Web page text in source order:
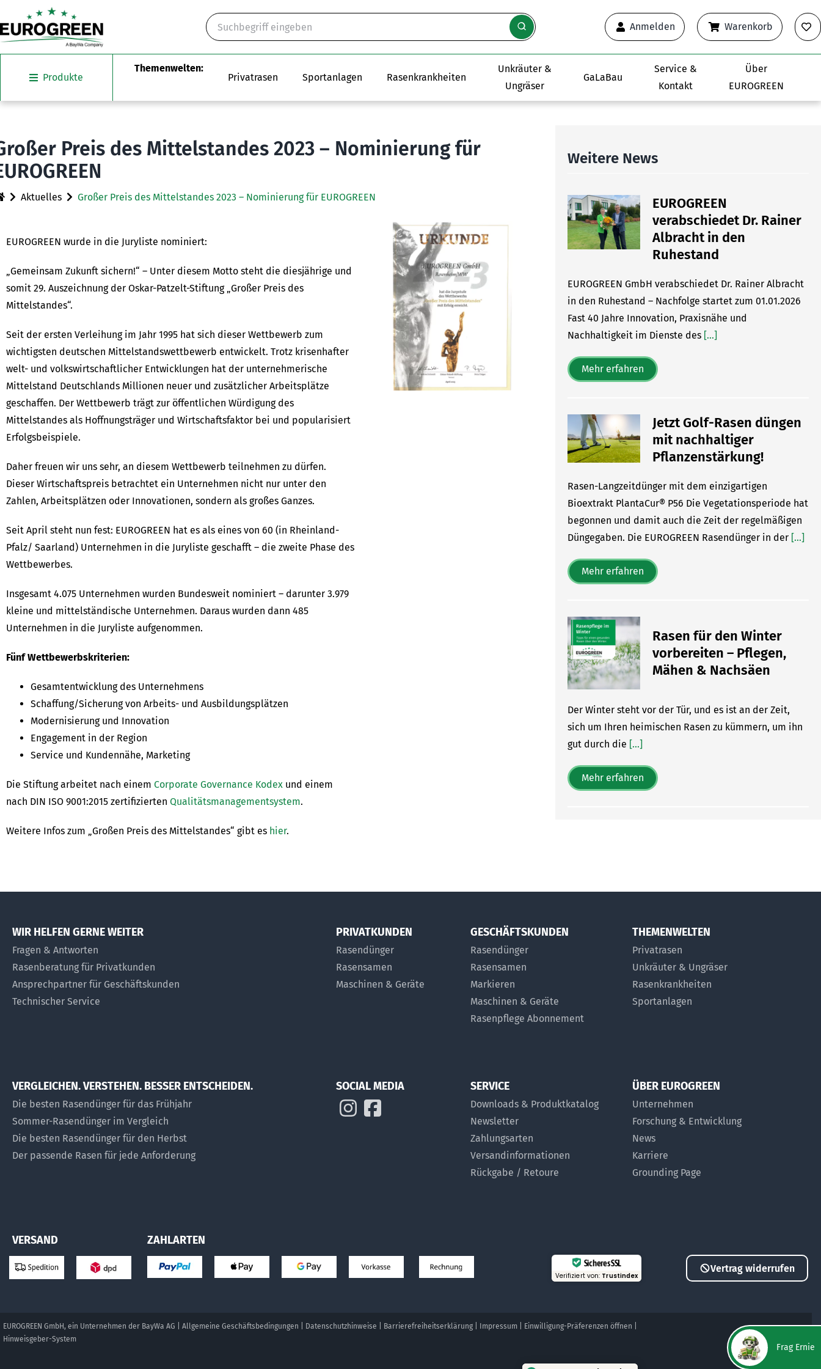
to
content
Suche
Anmelden Warenkorb
Produkte Privatrasen Sportanlagen Rasenkrankheiten
Unkräuter &
Ungräser
GaLaBau
Service &
Kontakt
Über
EUROGREEN
Preis des Mittelstandes 2023 – Nominierung für
Aktuelles Großer Preis des Mittelstandes 2023 – Nominierung für EUROGREEN
EUROGREEN wurde in die Juryliste nominiert:
„Gemeinsam Zukunft sichern!“ – Unter diesem Motto steht die diesjährige und
somit 29. Auszeichnung der Oskar-Patzelt-Stiftung „Großer Preis des
Mittelstandes“.
Seit der ersten Verleihung im Jahr 1995 hat sich dieser Wettbewerb zum
wichtigsten deutschen Mittelstandswettbewerb entwickelt. Trotz krisenhafter
welt- und volkswirtschaftlicher Entwicklungen hat der unternehmerische
Mittelstand Deutschlands Millionen neuer und zusätzlicher Arbeitsplätze
geschaffen. Der Wettbewerb trägt zur öffentlichen Würdigung des
Mittelstandes als Hoffnungsträger und Wirtschaftsfaktor bei und popularisiert
Erfolgsbeispiele.
Daher freuen wir uns sehr, an diesem Wettbewerb teilnehmen zu dürfen.
Dieser Wirtschaftspreis betrachtet ein Unternehmen nicht nur unter den
Zahlen, Arbeitsplätzen oder Innovationen, sondern als großes Ganzes.
Seit April steht nun fest: EUROGREEN hat es als eines von 60 (in Rheinland-
Pfalz/ Saarland) Unternehmen in die Juryliste geschafft – die zweite Phase des
Wettbewerbes.
Insgesamt 4.075 Unternehmen wurden Bundesweit nominiert – darunter 3.979
kleine und mittelständische Unternehmen. Daraus wurden dann 485
Unternehmen in die Juryliste aufgenommen.
Fünf Wettbewerbskriterien:
Gesamtentwicklung des Unternehmens
Schaffung/Sicherung von Arbeits- und Ausbildungsplätzen
Modernisierung und Innovation
Engagement in der Region
Service und Kundennähe, Marketing
Die Stiftung arbeitet nach einem Corporate Governance Kodex und einem
nach DIN ISO 9001:2015 zertifizierten Qualitätsmanagementsystem.
Weitere Infos zum „Großen Preis des Mittelstandes“ gibt es hier.
Weitere News
EUROGREEN
verabschiedet Dr. Rainer
Albracht in den
Ruhestand
EUROGREEN GmbH verabschiedet Dr. Rainer Albracht
in den Ruhestand – Nachfolge startet zum 01.01.2026
Fast 40 Jahre Innovation, Praxisnähe und
Nachhaltigkeit im Dienste des [...]
Mehr erfahren
Jetzt Golf-Rasen düngen
mit nachhaltiger
Pflanzenstärkung!
Rasen-Langzeitdünger mit dem einzigartigen
Bioextrakt PlantaCur® P56 Die Vegetationsperiode hat
begonnen und damit auch die Zeit der regelmäßigen
Düngegaben. Die EUROGREEN Rasendünger in der [...]
Mehr erfahren
Rasen für den Winter
vorbereiten – Pflegen,
Mähen & Nachsäen
Der Winter steht vor der Tür, und es ist an der Zeit,
sich um Ihren heimischen Rasen zu kümmern, um ihn
gut durch die [...]
Mehr erfahren
WIR HELFEN GERNE WEITER
Fragen & Antworten
Rasenberatung für Privatkunden
Ansprechpartner für Geschäftskunden
Technischer Service
PRIVATKUNDEN
Rasendünger
Rasensamen
Maschinen & Geräte
GESCHÄFTSKUNDEN
Rasendünger
Rasensamen
Markieren
Maschinen & Geräte
Rasenpflege Abonnement
THEMENWELTEN
Privatrasen
Unkräuter & Ungräser
Rasenkrankheiten
Sportanlagen
VERGLEICHEN. VERSTEHEN. BESSER ENTSCHEIDEN.
Die besten Rasendünger für das Frühjahr
Sommer-Rasendünger im Vergleich
Die besten Rasendünger für den Herbst
Der passende Rasen für jede Anforderung
SOCIAL MEDIA SERVICE
Downloads & Produktkatalog
Newsletter
Zahlungsarten
Versandinformationen
Rückgabe / Retoure
ÜBER EUROGREEN
Unternehmen
Forschung & Entwicklung
News
Karriere
Grounding Page
VERSAND ZAHLARTEN
Sicheres SSL
Verifiziert von: Trustindex
Vertrag widerrufen
EUROGREEN GmbH, ein Unternehmen der BayWa AG | Allgemeine Geschäftsbedingungen Datenschutzhinweise Barrierefreiheitserklärung Impressum Einwilligung-Präferenzen öffnen
Hinweisgeber-System
Frag Ernie